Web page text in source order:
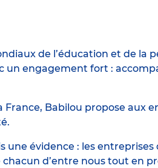
de l’éducation et de
un engagement fort :
Babilou propose aux
une évidence : les
d’entre nous tout en